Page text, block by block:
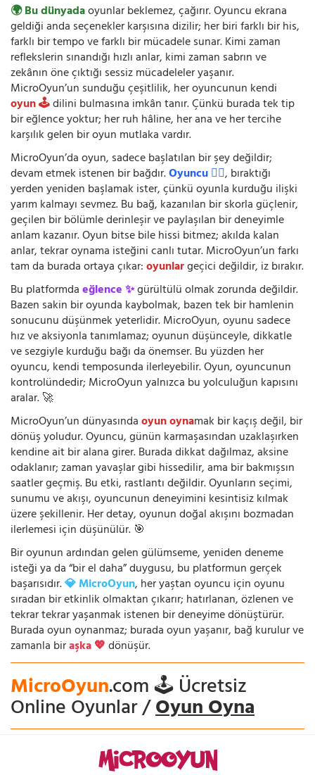
🌍 Bu dünyadaoyunlar beklemez, çağırır. Oyuncu ekrana
geldiği anda seçenekler karşısına dizilir; her biri farklı bir his,
farklı bir tempo ve farklı bir mücadele sunar. Kimi zaman
reflekslerin sınandığı hızlı anlar, kimi zaman sabrın ve
zekânın öne çıktığı sessiz mücadeleler yaşanır.
MicroOyun’un sunduğu çeşitlilik, her oyuncunun kendi
oyun 🕹️dilini bulmasına imkân tanır. Çünkü burada tek tip
bir eğlence yoktur; her ruh hâline, her ana ve her tercihe
karşılık gelen bir oyun mutlaka vardır.
MicroOyun’da oyun, sadece başlatılan bir şey değildir;
devam etmek istenen bir bağdır.Oyuncu 🧍‍♂️, bıraktığı
yerden yeniden başlamak ister, çünkü oyunla kurduğu ilişki
yarım kalmayı sevmez. Bu bağ, kazanılan bir skorla güçlenir,
geçilen bir bölümle derinleşir ve paylaşılan bir deneyimle
anlam kazanır. Oyun bitse bile hissi bitmez; akılda kalan
anlar, tekrar oynama isteğini canlı tutar. MicroOyun’un farkı
tam da burada ortaya çıkar:oyunlargeçici değildir, iz bırakır.
Bu platformdaeğlence ✨gürültülü olmak zorunda değildir.
Bazen sakin bir oyunda kaybolmak, bazen tek bir hamlenin
sonucunu düşünmek yeterlidir. MicroOyun, oyunu sadece
hız ve aksiyonla tanımlamaz; oyunun düşünceyle, dikkatle
ve sezgiyle kurduğu bağı da önemser. Bu yüzden her
oyuncu, kendi temposunda ilerleyebilir. Oyun, oyuncunun
kontrolündedir; MicroOyun yalnızca bu yolculuğun kapısını
aralar. 🚀
MicroOyun’un dünyasındaoyun oynamak bir kaçış değil, bir
dönüş yoludur. Oyuncu, günün karmaşasından uzaklaşırken
kendine ait bir alana girer. Burada dikkat dağılmaz, aksine
odaklanır; zaman yavaşlar gibi hissedilir, ama bir bakmışsın
saatler geçmiş. Bu etki, rastlantı değildir. Oyunların seçimi,
sunumu ve akışı, oyuncunun deneyimini kesintisiz kılmak
üzere şekillenir. Her detay, oyunun doğal akışını bozmadan
ilerlemesi için düşünülür. 🎯
Bir oyunun ardından gelen gülümseme, yeniden deneme
isteği ya da “bir el daha” duygusu, bu platformun gerçek
başarısıdır.💎 MicroOyun, her yaştan oyuncu için oyunu
sıradan bir etkinlik olmaktan çıkarır; hatırlanan, özlenen ve
tekrar tekrar yaşanmak istenen bir deneyime dönüştürür.
Burada oyun oynanmaz; burada oyun yaşanır, bağ kurulur ve
zamanla biraşka 💖dönüşür.
MicroOyun.com 🕹️ Ücretsiz
Online Oyunlar /Oyun Oyna